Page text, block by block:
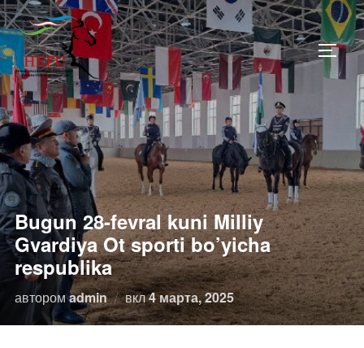
Перейти
к
содержимому
Bugun 28-fevral kuni Milliy
Gvardiya Ot sporti bo’yicha
respublika
авторомadmin вклОпубликовано
4 марта, 2025